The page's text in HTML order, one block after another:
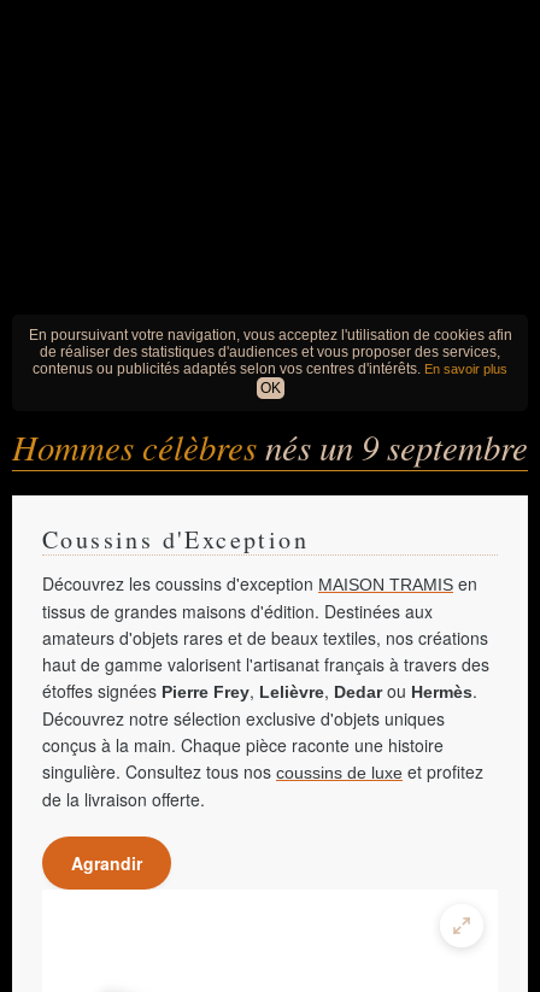
En poursuivant votre navigation, vous acceptez l'utilisation de cookies afin
de réaliser des statistiques d'audiences et vous proposer des services,
contenus ou publicités adaptés selon vos centres d'intérêts. En savoir plus
OK
Hommes célèbresnés un 9 septembre
Coussins d'Exception
Découvrez les coussins d'exception MAISON TRAMIS en
tissus de grandes maisons d'édition. Destinées aux
amateurs d'objets rares et de beaux textiles, nos créations
haut de gamme valorisent l'artisanat français à travers des
étoffes signées Pierre Frey, Lelièvre, Dedarou Hermès.
Découvrez notre sélection exclusive d'objets uniques
conçus à la main. Chaque pièce raconte une histoire
singulière. Consultez tous nos coussins de luxe et profitez
de la livraison offerte.
Agrandir